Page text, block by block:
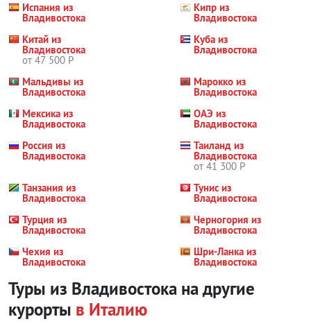
Испания из
Владивостока
Кипр из
Владивостока
Китай из
Владивостока
от 47 500 Р
Куба из
Владивостока
Мальдивы из
Владивостока
Марокко из
Владивостока
Мексика из
Владивостока
ОАЭ из
Владивостока
Россия из
Владивостока
Таиланд из
Владивостока
от 41 300 Р
Танзания из
Владивостока
Тунис из
Владивостока
Турция из
Владивостока
Черногория из
Владивостока
Чехия из
Владивостока
Шри-Ланка из
Владивостока
Туры из Владивостока на другие
курорты в Италию